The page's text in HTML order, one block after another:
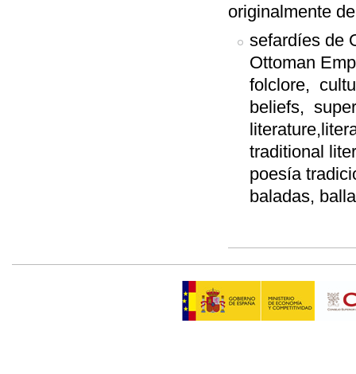
originalmente
sefardíes de
Ottoman
folclore,
beliefs,
traditional
poesía
baladas,